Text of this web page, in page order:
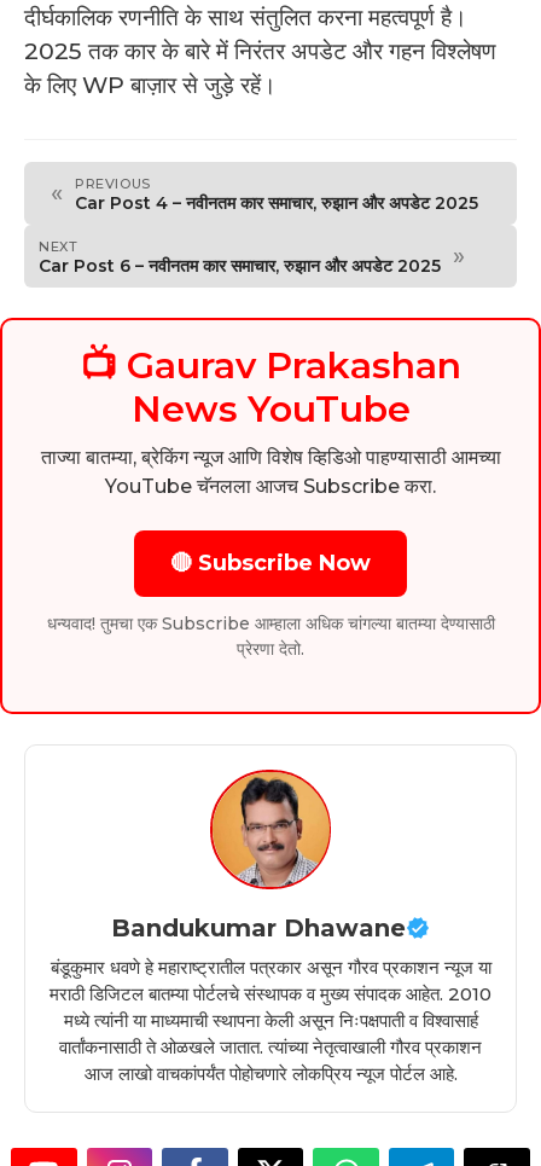
दीर्घकालिक रणनीति के साथ संतुलित करना महत्वपूर्ण है।
2025 तक कार के बारे में निरंतर अपडेट और गहन विश्लेषण
के लिए WP बाज़ार से जुड़े रहें।
« PREVIOUS
Car Post 4 – नवीनतम कार समाचार, रुझान और अपडेट 2025
NEXT
Car Post 6 – नवीनतम कार समाचार, रुझान और अपडेट 2025 »
📺 Gaurav Prakashan
News YouTube
ताज्या बातम्या, ब्रेकिंग न्यूज आणि विशेष व्हिडिओ पाहण्यासाठी आमच्या
YouTube चॅनलला आजच Subscribe करा.
🔴 Subscribe Now
धन्यवाद! तुमचा एक Subscribe आम्हाला अधिक चांगल्या बातम्या देण्यासाठी
प्रेरणा देतो.
Bandukumar Dhawane
बंडूकुमार धवणे हे महाराष्ट्रातील पत्रकार असून गौरव प्रकाशन न्यूज या
मराठी डिजिटल बातम्या पोर्टलचे संस्थापक व मुख्य संपादक आहेत. 2010
मध्ये त्यांनी या माध्यमाची स्थापना केली असून निःपक्षपाती व विश्वासार्ह
वार्तांकनासाठी ते ओळखले जातात. त्यांच्या नेतृत्वाखाली गौरव प्रकाशन
आज लाखो वाचकांपर्यंत पोहोचणारे लोकप्रिय न्यूज पोर्टल आहे.